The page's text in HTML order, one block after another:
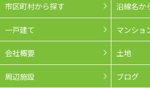
市区町村から探す 沿線名か
一戸建て マンショ
会社概要 土地
周辺施設 ブログ